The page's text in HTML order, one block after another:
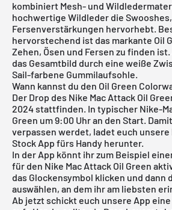
kombiniert Mesh- und
hochwertige Wildleder die
Fersenverstärkungen hervorhebt.
hervorstechend ist das markante Oil
Zehen, Ösen und Fersen zu finden
das Gesamtbild durch eine weiße
Sail-farbene Gummilaufsohle.
Wann kannst du den Oil Green
Der Drop des Nike Mac Attack Oil
2024 stattfinden. In typischer Nike-
Green um 9:00 Uhr an den Start.
verpassen werdet, ladet euch unsere
Stock App fürs Handy herunter.
In der App könnt ihr zum Beispiel
für den Nike Mac Attack Oil Green
das Glockensymbol klicken und dann
auswählen, an dem ihr am liebsten
Ab jetzt schickt euch unsere App